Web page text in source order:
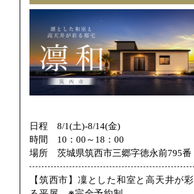
日程 8/1(土)-8/14(金)
時間 10：00～18：00
場所 茨城県筑西市三郷字徳永前795番
【筑西市】凜とした和室と高天井が彩